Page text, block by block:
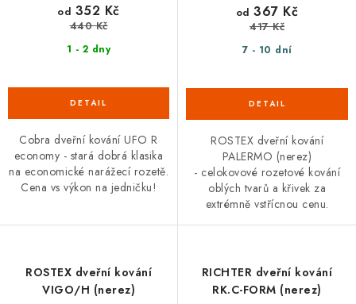
1 - 2 dny
od 352 Kč
440 Kč
Cobra dveřní kování UFO R
economy - stará dobrá klasika
na economické narážecí rozetě.
Cena vs výkon na jedničku!
7 - 10 dní
od 367 Kč
417 Kč
ROSTEX dveřní kování
PALERMO (nerez)
- celokovové rozetové kování
oblých tvarů a křivek za
extrémně vstřícnou cenu.
ROSTEX dveřní kování
VIGO/H (nerez)
RICHTER dveřní kování
RK.C-FORM (nerez)